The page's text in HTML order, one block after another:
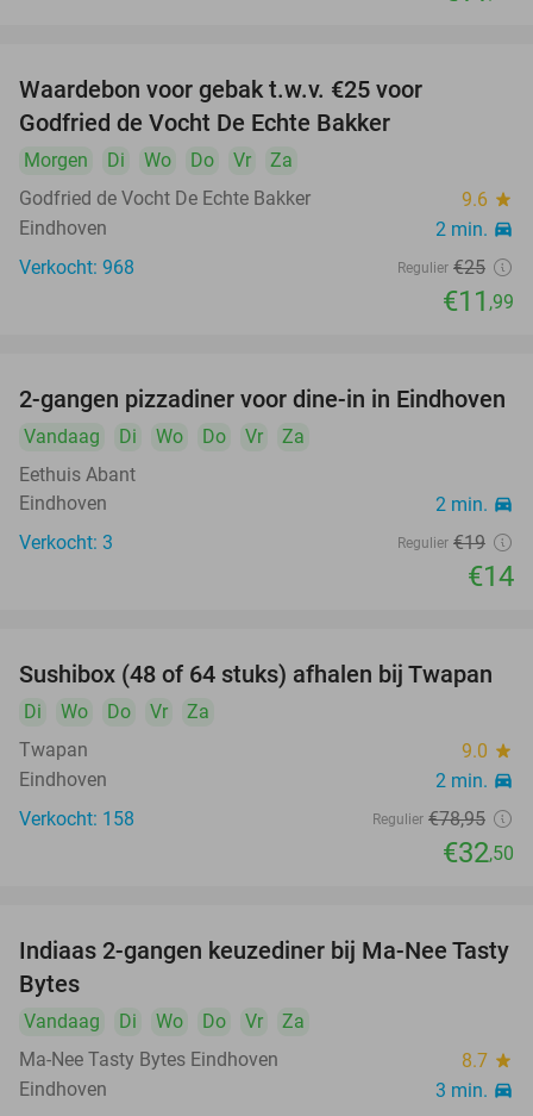
food
food
Waardebon voor gebak t.w.v. €25 voor
Godfried de Vocht De Echte Bakker
Morgen Di Wo Do Vr
Za
Godfried de Vocht De Echte Bakker
9.6 star
Eindhoven 2 min. directions_car
Verkocht: 968 Regulier €25
€11 ,99
26%
2-gangen pizzadiner voor dine-in in Eindhoven
Vandaag Di Wo Do Vr
Za
Eethuis Abant
Eindhoven
2 min. directions_car
Verkocht: 3 Regulier €19
€14
59%
Sushibox (48 of 64 stuks) afhalen bij Twapan
Di Wo Do Vr
Za
Twapan
9.0 star
Eindhoven 2 min. directions_car
Verkocht: 158 Regulier €78,95
€32,50
37%
Indiaas 2-gangen keuzediner bij Ma-Nee Tasty
Bytes
Vandaag Di Wo Do Vr
Za
Ma-Nee Tasty Bytes Eindhoven
8.7 star
Eindhoven 3 min. directions_car